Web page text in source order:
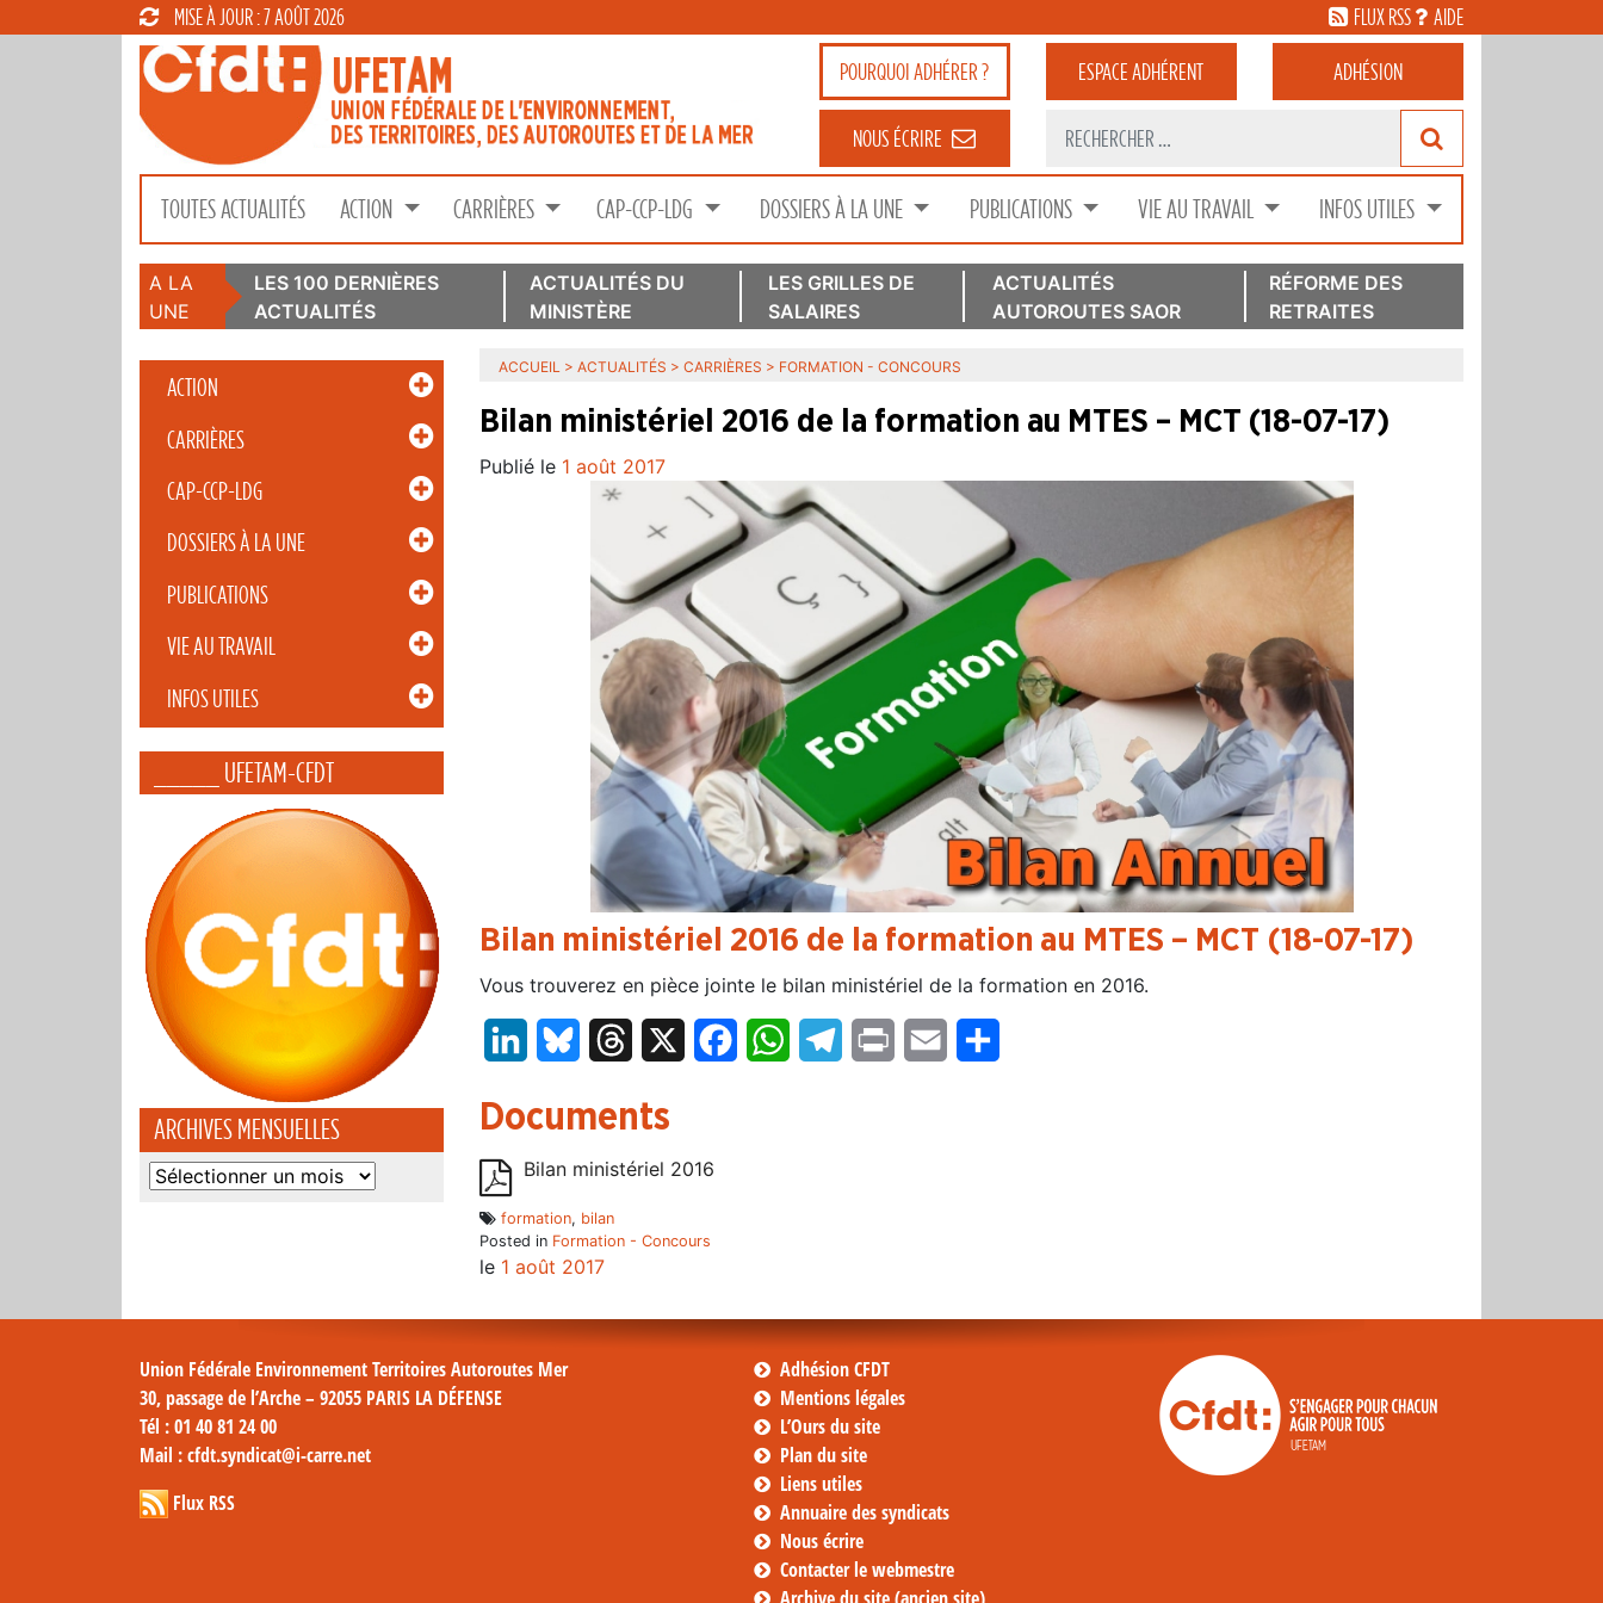
MISE À JOUR : 7 AOÛT 2026 FLUX RSS AIDE
POURQUOIADHÉRER ? ESPACEADHÉRENT ADHÉSION
NOUS ÉCRIRE
TOUTES ACTUALITÉS ACTION CARRIÈRES CAP-CCP-LDG DOSSIERS À LA UNE PUBLICATIONS VIE AU TRAVAIL INFOS UTILES
A LA
UNE
LES 100 DERNIÈRES
ACTUALITÉS
ACTUALITÉS DU
MINISTÈRE
LES GRILLES DE
SALAIRES
ACTUALITÉS
AUTOROUTES SAOR
RÉFORME DES
RETRAITES
ACTION
CARRIÈRES
CAP-CCP-LDG
DOSSIERS À LA UNE
PUBLICATIONS
VIE AU TRAVAIL
INFOS UTILES
_____ UFETAM-CFDT
ARCHIVES MENSUELLES
Archives
ACCUEIL > ACTUALITÉS > CARRIÈRES > FORMATION - CONCOURS
Bilan ministériel 2016 de la formation au MTES – MCT (18-07-17)
Publié le 1 août 2017
Bilan ministériel 2016 de la formation au MTES – MCT (18-07-17)
Vous trouverez en pièce jointe le bilan ministériel de la formation en 2016.
LinkedInBluesky Threads FacebookWhatsAppTelegram
Print Email
Documents
Bilan ministériel 2016
formation, bilan
Posted in Formation - Concours
le 1 août 2017
Union Fédérale Environnement Territoires Autoroutes Mer
30, passage de l’Arche – 92055 PARIS LA DÉFENSE
Tél : 01 40 81 24 00
Mail : cfdt.syndicat@i-carre.net
Flux RSS
Adhésion CFDT
Mentions légales
L’Ours du site
Plan du site
Liens utiles
Annuaire des syndicats
Nous écrire
Contacter le webmestre